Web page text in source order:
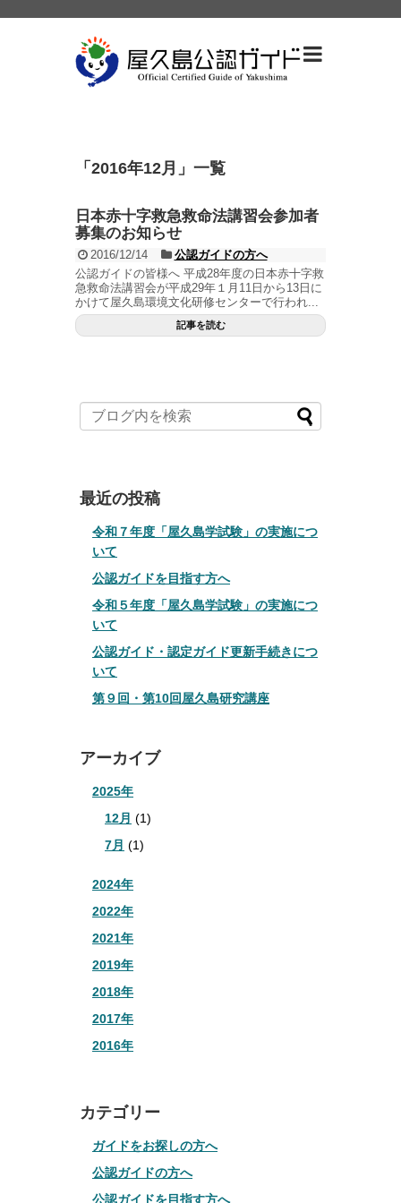
「 2016年12月 」 一覧
日本赤十字救急救命法講習会参加者
募集のお知らせ
2016/12/14
公認ガイドの方へ
公認ガイドの皆様へ 平成28年度の日本赤十字救
急救命法講習会が平成29年１月11日から13日に
かけて屋久島環境文化研修センターで行われ...
記事を読む
最近の投稿
令和７年度「屋久島学試験」の実施につ
いて
公認ガイドを目指す方へ
令和５年度「屋久島学試験」の実施につ
いて
公認ガイド・認定ガイド更新手続きにつ
いて
第９回・第10回屋久島研究講座
アーカイブ
2025年
12月 (1)
7月 (1)
2024年
2022年
2021年
2019年
2018年
2017年
2016年
カテゴリー
ガイドをお探しの方へ
公認ガイドの方へ
公認ガイドを目指す方へ